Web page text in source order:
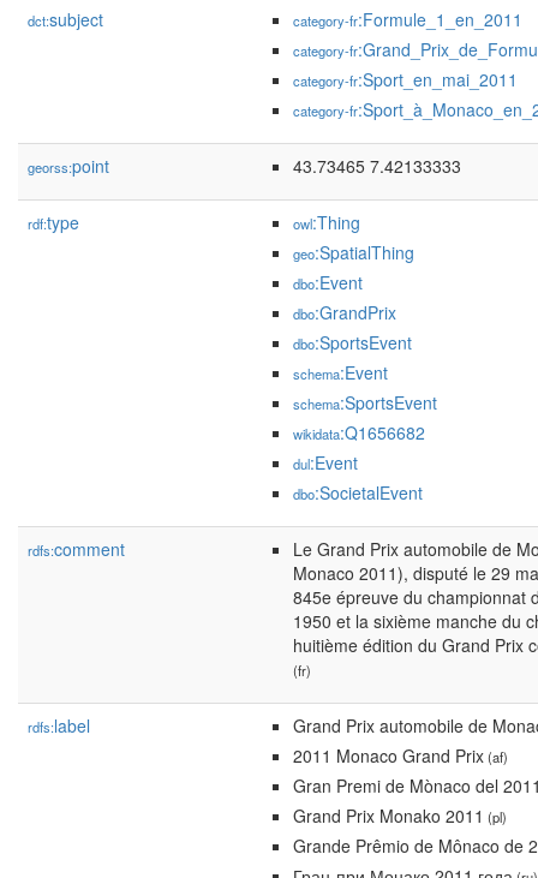
dct:subject category-fr:Formule_1_en_2011
category-fr
category-fr:Sport_en_mai_2011
category-fr
georss:point 43.73465 7.42133333
rdf:type owl:Thing
geo:SpatialThing
dbo:Event
dbo:GrandPrix
dbo:SportsEvent
schema:Event
schema:SportsEvent
wikidata:Q1656682
dul:Event
dbo:SocietalEvent
rdfs:comment
Le Grand Prix automobile de
Monaco 2011), disputé le 29
845e épreuve du championnat
1950 et la sixième manche du
huitième édition du Grand Prix
(fr)
rdfs:label
Grand Prix automobile de
2011 Monaco Grand Prix(af)
Gran Premi de Mònaco del
Grand Prix Monako 2011 (pl)
Grande Prêmio de Mônaco de